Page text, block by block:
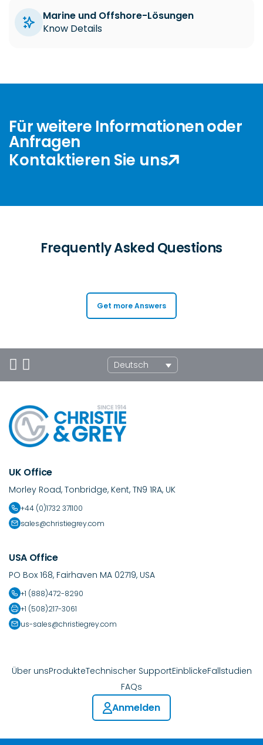
Marine und Offshore-Lösungen
Know Details
Für weitere Informationen oder
Anfragen
Kontaktieren Sie uns
Frequently Asked Questions
Get more Answers
Deutsch
UK Office
Morley Road, Tonbridge, Kent, TN9 1RA, UK
+44 (0)1732 371100
sales@christiegrey.com
USA Office
PO Box 168, Fairhaven MA 02719, USA
+1 (888)472-8290
+1 (508)217-3061
us-sales@christiegrey.com
Über unsProdukteTechnischer SupportEinblickeFallstudien
FAQs
Anmelden